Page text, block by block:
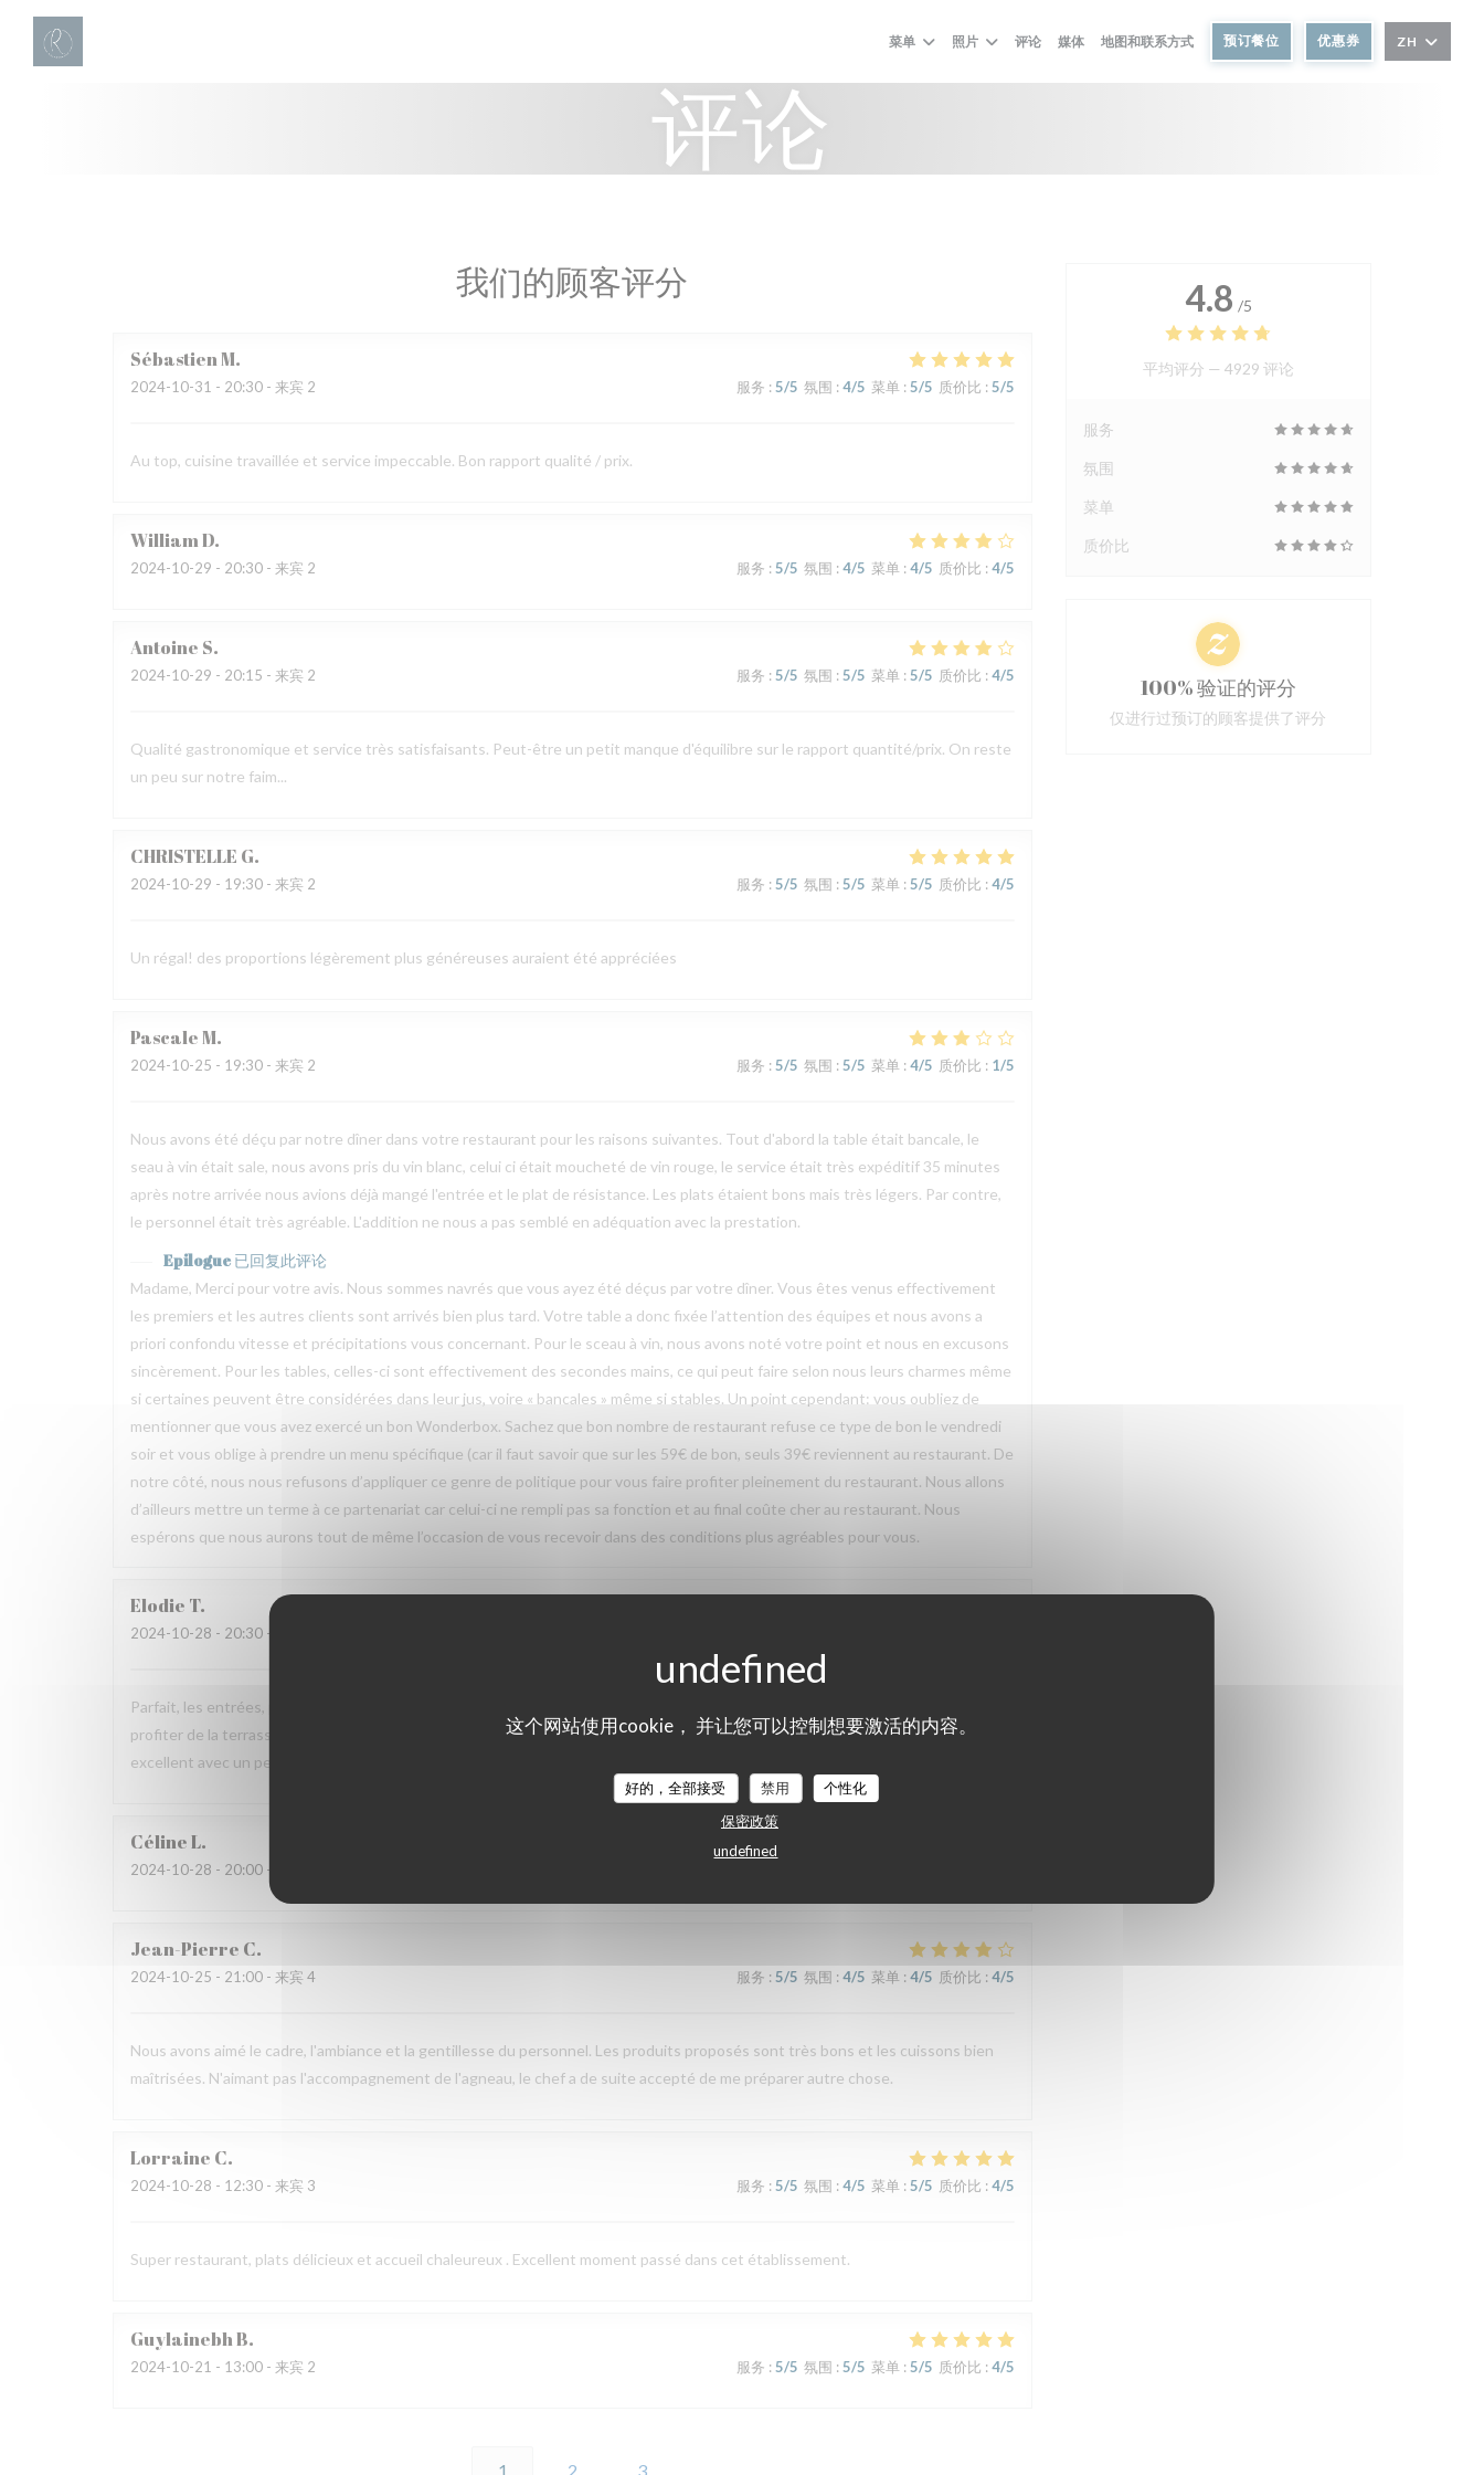
Cookie管理面板
这个网站使用cookie， 并让您可以控制想要激活的内容。
好的，全部接受 禁用
个性化
保密政策
undefined
菜单 照片 评论 媒体 地图和联系方式 预订餐位 优惠券 ZH
评论
我们的顾客评分
SébastienM
2024-10-31 - 20:30 - 来宾 2 服务 : 5/5 氛围 : 4/5 菜单: 5/5 质价比 : 5/5
Au top, cuisine travaillée et service impeccable. Bon rapport qualité / prix.
WilliamD
2024-10-29 - 20:30 - 来宾 2 服务 : 5/5 氛围 : 4/5 菜单: 4/5 质价比 : 4/5
Antoine S
2024-10-29 - 20:15 - 来宾 2 服务 : 5/5 氛围 : 5/5 菜单: 5/5 质价比 : 4/5
Qualité gastronomique et service très satisfaisants. Peut-être un petit manque d'équilibre sur le rapport quantité/prix. On reste
un peu sur notre faim...
CHRISTELLE G
2024-10-29 - 19:30 - 来宾 2 服务 : 5/5 氛围 : 5/5 菜单: 5/5 质价比 : 4/5
Un régal! des proportions légèrement plus généreuses auraient été appréciées
PascaleM
2024-10-25 - 19:30 - 来宾 2 服务 : 5/5 氛围 : 5/5 菜单: 4/5 质价比 : 1/5
Nous avons été déçu par notre dîner dans votre restaurant pour les raisons suivantes. Tout d'abord la table était bancale, le
seau à vin était sale, nous avons pris du vin blanc, celui ci était moucheté de vin rouge, le service était très expéditif 35 minutes
après notre arrivée nous avions déjà mangé l'entrée et le plat de résistance. Les plats étaient bons mais très légers. Par contre,
le personnel était très agréable. L'addition ne nous a pas semblé en adéquation avec la prestation.
Epilogue 已回复此评论
Madame, Merci pour votre avis. Nous sommes navrés que vous ayez été déçus par votre dîner. Vous êtes venus effectivement
les premiers et les autres clients sont arrivés bien plus tard. Votre table a donc fixée l’attention des équipes et nous avons a
priori confondu vitesse et précipitations vous concernant. Pour le sceau à vin, nous avons noté votre point et nous en excusons
sincèrement. Pour les tables, celles-ci sont effectivement des secondes mains, ce qui peut faire selon nous leurs charmes même
si certaines peuvent être considérées dans leur jus, voire « bancales » même si stables. Un point cependant: vous oubliez de
mentionner que vous avez exercé un bon Wonderbox. Sachez que bon nombre de restaurant refuse ce type de bon le vendredi
soir et vous oblige à prendre un menu spécifique (car il faut savoir que sur les 59€ de bon, seuls 39€ reviennent au restaurant. De
notre côté, nous nous refusons d’appliquer ce genre de politique pour vous faire profiter pleinement du restaurant. Nous allons
d’ailleurs mettre un terme à ce partenariat car celui-ci ne rempli pas sa fonction et au final coûte cher au restaurant. Nous
espérons que nous aurons tout de même l’occasion de vous recevoir dans des conditions plus agréables pour vous.
Elodie T
2024-10-28 - 20:30 - 来宾 4
Parfait, les entrées, plats comme desserts sont délicieux et à 4, nous avons quasiment tout goûter !!! Nous avons pu en plus
profiter de la terrasse trop jolie by night avec des plaids gentiment prêtés par la maison Rhapsody. L’accueil et le service
excellent avec un personnel très à l’écoute. Nous reviendrons sans hésiter !!
CélineL
2024-10-28 - 20:00 - 来宾 4
Jean-Pierre C
2024-10-25 - 21:00 - 来宾 4 服务 : 5/5 氛围 : 4/5 菜单 : 4/5 质价比 : 4/5
Nous avons aimé le cadre, l'ambiance et la gentillesse du personnel. Les produits proposés sont très bons et les cuissons bien
maîtrisées. N'aimant pas l'accompagnement de l'agneau, le chef a de suite accepté de me préparer autre chose.
Lorraine C
2024-10-28 - 12:30 - 来宾 3 服务 : 5/5 氛围 : 4/5 菜单: 5/5 质价比 : 4/5
Super restaurant, plats délicieux et accueil chaleureux . Excellent moment passé dans cet établissement.
GuylainebhB
2024-10-21 - 13:00 - 来宾 2 服务 : 5/5 氛围 : 5/5 菜单: 5/5 质价比 : 4/5
1 2 3
4.8 /5
平均评分 — 4929 评论
服务
氛围
菜单
质价比
100% 验证的评分
仅进行过预订的顾客提供了评分